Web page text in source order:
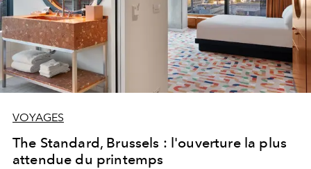
VOYAGES
The Standard, Brussels : l'ouverture la plus
attendue du printemps